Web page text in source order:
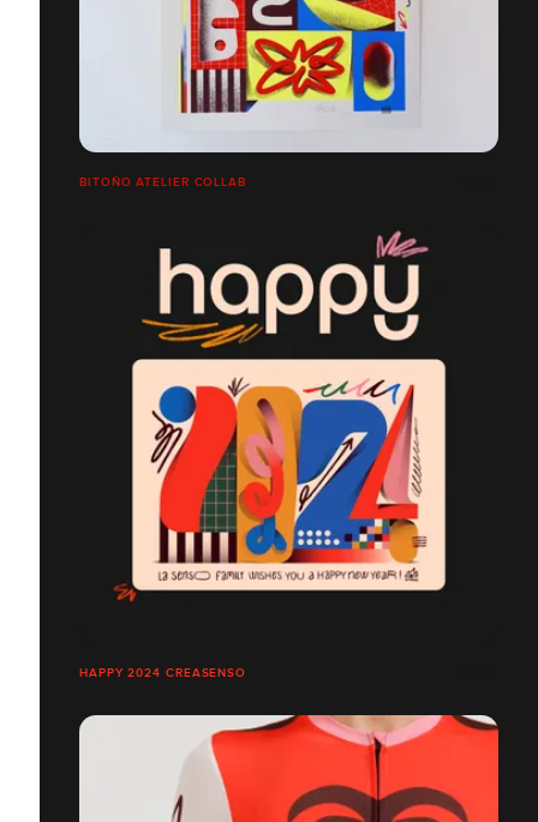
BITOÑO ATELIER COLLAB
HAPPY 2024 CREASENSO